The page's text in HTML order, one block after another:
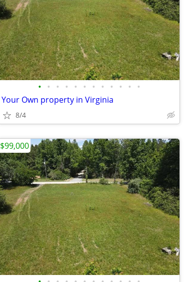
• • • • • • • • • • • •
Your Own property in Virginia
8/4
$99,000